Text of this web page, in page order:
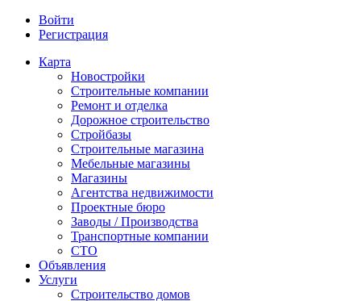
Войти
Регистрация
Карта
Новостройки
Строительные компании
Ремонт и отделка
Дорожное строительство
Стройбазы
Строительные магазина
Мебельные магазины
Магазины
Агентства недвижимости
Проектные бюро
Заводы / Производства
Транспортные компании
СТО
Объявления
Услуги
Строительство домов